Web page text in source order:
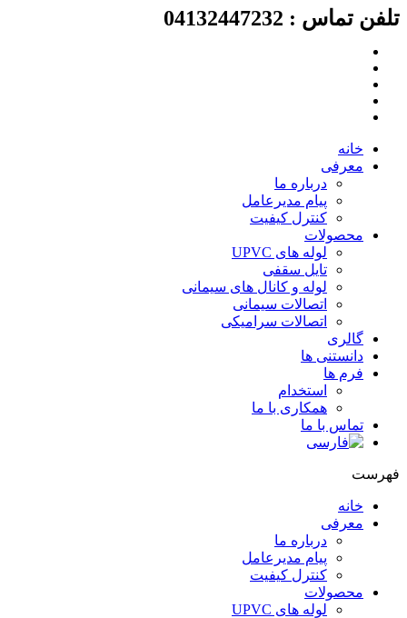
تلفن تماس : 04132447232
خانه
معرفی
درباره ما
پیام مدیرعامل
کنترل کیفیت
محصولات
لوله های UPVC
تایل سقفی
لوله و کانال های سیمانی
اتصالات سیمانی
اتصالات سرامیکی
گالری
دانستنی ها
فرم ها
استخدام
همکاری با ما
تماس با ما
فهرست
خانه
معرفی
درباره ما
پیام مدیرعامل
کنترل کیفیت
محصولات
لوله های UPVC